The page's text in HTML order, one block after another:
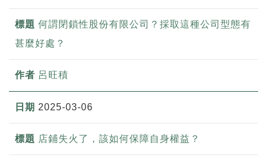
何謂閉鎖性股份有限公司？採取這種公司型態有
甚麼好處？
呂旺積
2025-03-06
店鋪失火了，該如何保障自身權益？